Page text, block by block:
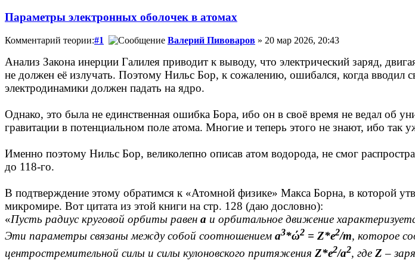
Параметры электронных оболочек в атомах
Комментарий теории:#1 Валерий Пивоваров » 20 мар 2026, 20:43
Анализ Закона инерции Галилея приводит к выводу, что электрический заряд,
не должен её излучать. Поэтому Нильс Бор, к сожалению, ошибался, когда вводил
электродинамики должен падать на ядро.
Однако, это была не единственная ошибка Бора, ибо он в своё время не ведал об
гравитации в потенциальном поле атома. Многие и теперь этого не знают, ибо так
Именно поэтому Нильс Бор, великолепно описав атом водорода, не смог
до 118-го.
В подтверждение этому обратимся к «Атомной физике» Макса Борна, в которой
микромире. Вот цитата из этой книги на стр. 128 (даю дословно):
«Пусть радиус круговой орбиты равен а и орбитальное движение
Эти параметры связаны между собой соотношением a3*ώ2 = Z*e2/m, которое
центростремительной силы и силы кулоновского притяжения Z*e2/а2, где Z –